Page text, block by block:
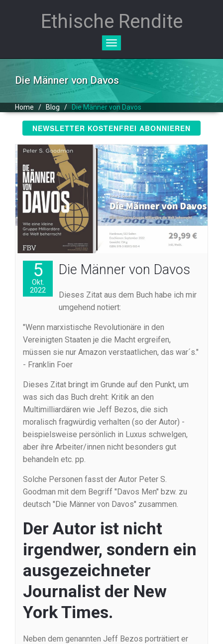
Ethische Rendite
Toggle
Die Männer von Davos
Home / Blog / Die Männer von Davos
NEWSLETTER KOSTENFREI ABONNIEREN
5
Okt.
2022
Die Männer von Davos
Dieses Zitat aus dem Buch habe ich mir
umgehend notiert:
"Wenn marxistische Revolutionäre in den
Vereinigten Staaten je die Macht ergreifen,
müssen sie nur Amazon verstaatlichen, das war´s."
- Franklin Foer
Dieses Zitat bringt im Grunde auf den Punkt, um
was sich das Buch dreht: Kritik an den
Multimilliardären wie Jeff Bezos, die sich
moralisch fragwürdig verhalten (so der Autor) -
beispielsweise persönlich in Luxus schwelgen,
aber ihre Arbeiter/innen nicht besonders gut
behandeln etc. pp.
Solche Personen fasst der Autor Peter S.
Goodman mit dem Begriff "Davos Men" bzw. zu
deutsch "Die Männer von Davos" zusammen.
Der Autor ist nicht
irgendwer, sondern ein
ausgezeichneter
Journalist der New
York Times.
Neben dem genannten Jeff Bezos porträtiert er